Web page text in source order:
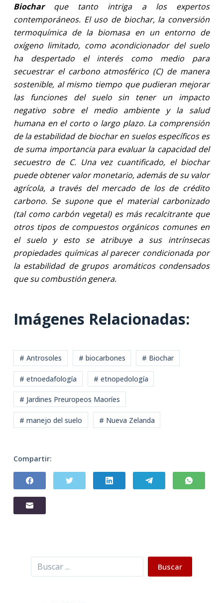
Biocharque tanto intriga a los expertos
contemporáneos. El uso de biochar, la conversión
termoquímica de la biomasa en un entorno de
oxígeno limitado, como acondicionador del suelo
ha despertado el interés como medio para
secuestrar el carbono atmosférico (C) de manera
sostenible, al mismo tiempo que pudieran mejorar
las funciones del suelo sin tener un impacto
negativo sobre el medio ambiente y la salud
humana en el corto o largo plazo. La comprensión
de la estabilidad de biochar en suelos específicos es
de suma importancia para evaluar la capacidad del
secuestro de C. Una vez cuantificado, el biochar
puede obtener valor monetario, además de su valor
agrícola, a través del mercado de los de crédito
carbono. Se supone que el material carbonizado
(tal como carbón vegetal) es más recalcitrante que
otros tipos de compuestos orgánicos comunes en
el suelo y esto se atribuye a sus intrínsecas
propiedades químicas al parecer condicionada por
la estabilidad de grupos aromáticos condensados
que su combustión genera.
Imágenes Relacionadas:
# Antrosoles # biocarbones # Biochar
# etnoedafología # etnopedología
# Jardines Preuropeos Maoríes
# manejo del suelo # Nueva Zelanda
Compartir:
Buscar Buscar